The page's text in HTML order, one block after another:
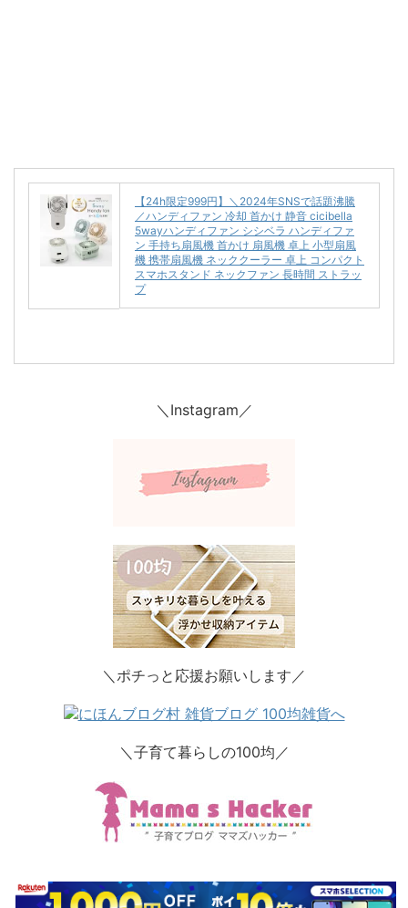
【24h限定999円】＼2024年SNSで話題沸騰
／ハンディファン 冷却 首かけ 静音 cicibella
5wayハンディファン シシベラ ハンディファ
ン 手持ち扇風機 首かけ 扇風機 卓上 小型扇風
機 携帯扇風機 ネッククーラー 卓上 コンパクト
スマホスタンド ネックファン 長時間 ストラッ
プ
＼Instagram／
＼ポチっと応援お願いします／
＼子育て暮らしの100均／